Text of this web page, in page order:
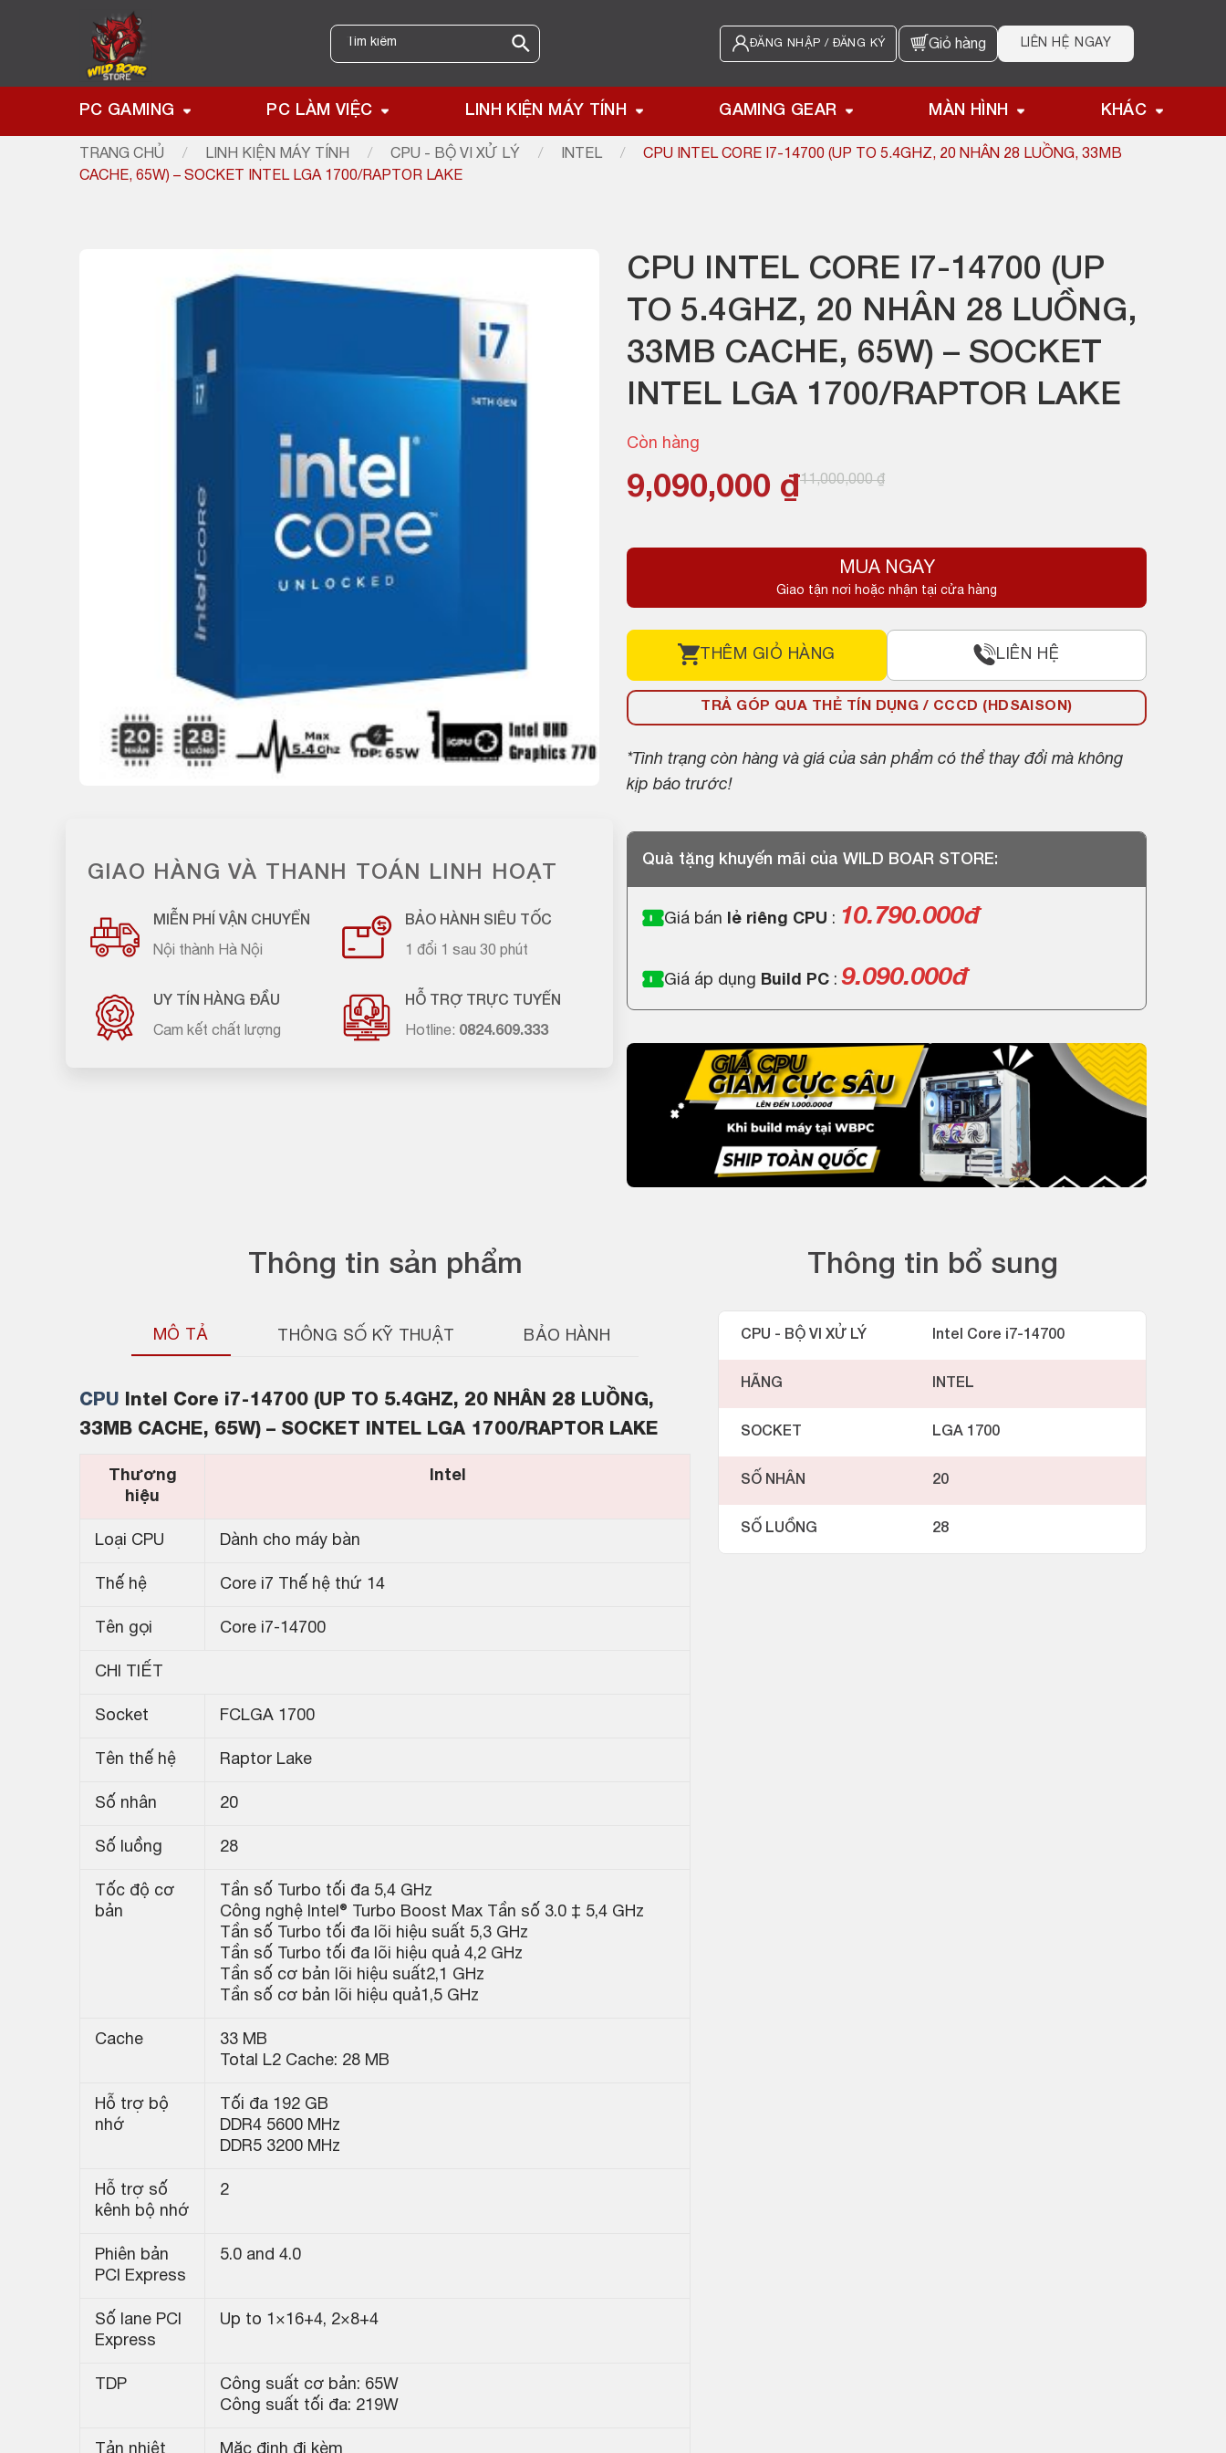
Tìm
kiếm:
ĐĂNG NHẬP / ĐĂNG KÝ Giỏ hàng LIÊN HỆ NGAY
PC GAMING PC LÀM VIỆC LINH KIỆN MÁY TÍNH GAMING GEAR MÀN HÌNH KHÁC
TRANG CHỦ / LINH KIỆN MÁY TÍNH / CPU - BỘ VI XỬ LÝ / INTEL /
CPU INTEL CORE I7-14700 (UP TO 5.4GHZ, 20 NHÂN 28 LUỒNG, 33MB
CACHE, 65W) – SOCKET INTEL LGA 1700/RAPTOR LAKE
GIAO HÀNG VÀ THANH TOÁN LINH HOẠT
MIỄN PHÍ VẬN CHUYỂN
Nội thành Hà Nội
BẢO HÀNH SIÊU TỐC
1 đổi 1 sau 30 phút
UY TÍN HÀNG ĐẦU
Cam kết chất lượng
HỖ TRỢ TRỰC TUYẾN
Hotline: 0824.609.333
CPU INTEL CORE I7-14700 (UP
TO 5.4GHZ, 20 NHÂN 28 LUỒNG,
33MB CACHE, 65W) – SOCKET
INTEL LGA 1700/RAPTOR LAKE
Còn hàng
11,000,000₫
Giá
là:
11,000,000 ₫.
9,090,000 ₫
Giá
tại
9,090,000 ₫.
MUA NGAY
Giao tận nơi hoặc nhận tại cửa hàng
THÊM GIỎ HÀNG LIÊN HỆ
TRẢ GÓP QUA THẺ TÍN DỤNG / CCCD (HDSAISON)
*Tình trạng còn hàng và giá của sản phẩm có thể thay đổi mà không
kịp báo trước!
Quà tặng khuyến mãi của WILD BOAR STORE:
Giá bán lẻ riêng CPU : 10.790.000đ
Giá áp dụng Build PC : 9.090.000đ
Thông tin sản phẩm
MÔ TẢ THÔNG SỐ KỸ THUẬT BẢO HÀNH
CPU
Intel Core i7-14700 (UP TO 5.4GHZ, 20 NHÂN 28 LUỒNG,
33MB CACHE, 65W) – SOCKET INTEL LGA 1700/RAPTOR LAKE
Thương
hiệu
Intel
Loại CPU Dành cho máy bàn
Thế hệ Core i7 Thế hệ thứ 14
Tên gọi Core i7-14700
CHI TIẾT
Socket FCLGA 1700
Tên thế hệ Raptor Lake
Số nhân 20
Số luồng 28
Tốc độ cơ
bản
Tần số Turbo tối đa 5,4 GHz
Công nghệ Intel® Turbo Boost Max Tần số 3.0 ‡ 5,4 GHz
Tần số Turbo tối đa lõi hiệu suất 5,3 GHz
Tần số Turbo tối đa lõi hiệu quả 4,2 GHz
Tần số cơ bản lõi hiệu suất2,1 GHz
Tần số cơ bản lõi hiệu quả1,5 GHz
Cache
33 MB
Total L2 Cache: 28 MB
Hỗ trợ bộ
nhớ
Tối đa 192 GB
DDR4 5600 MHz
DDR5 3200 MHz
Hỗ trợ số
kênh bộ nhớ
2
Phiên bản
PCI Express
5.0 and 4.0
Số lane PCI
Express
Up to 1×16+4, 2×8+4
TDP
Công suất cơ bản: 65W
Công suất tối đa: 219W
Tản nhiệt Mặc định đi kèm
Thông tin bổ sung
CPU - BỘ VI XỬ LÝ Intel Core i7-14700
HÃNG INTEL
SOCKET LGA 1700
SỐ NHÂN 20
SỐ LUỒNG 28